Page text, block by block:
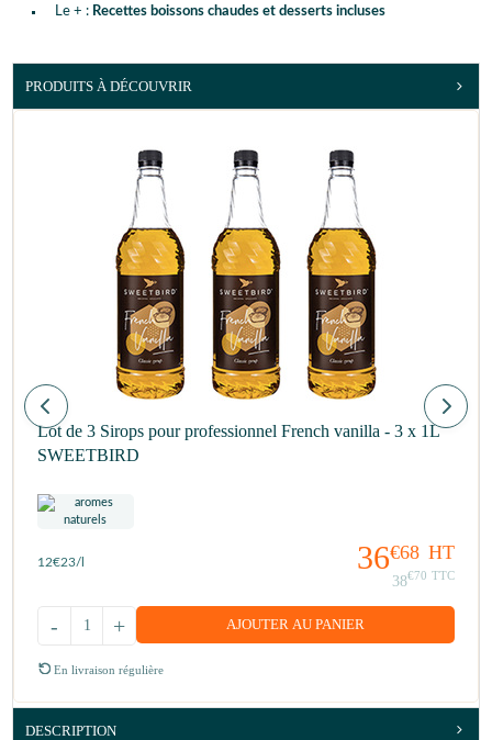
Le + : Recettes boissons chaudes et desserts incluses
PRODUITS À DÉCOUVRIR
Lot de 3 Sirops pour professionnel French vanilla - 3 x 1L
SWEETBIRD
36€68 HT
38€70 TTC
12€23/l
+
- AJOUTER AU PANIER
En livraison régulière
DESCRIPTION